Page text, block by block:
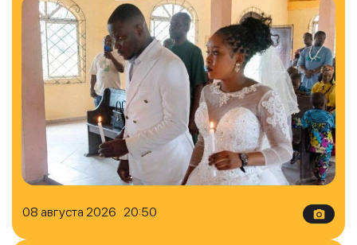
08 августа 2026 20:50